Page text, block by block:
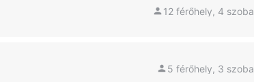
12 férőhely, 4 szoba
5 férőhely, 3 szoba